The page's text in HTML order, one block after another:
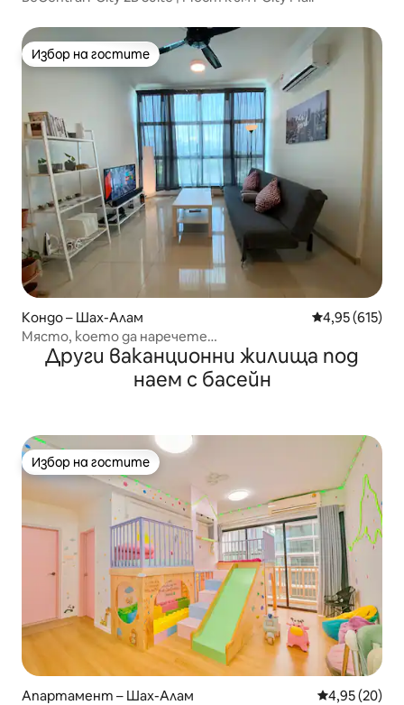
Избор на гостите
Избор на гостите
Кондо – Шах-Алам Средна
4,95 (615)
Място, което да наречете
дом*PS4*NETFLIX*500Mbps* самостоятелно
настаняване
Други ваканционни жилища под
наем с басейн
Избор на гостите
Избор на гостите
Апартамент – Шах-Алам Средна
4,95 (20)